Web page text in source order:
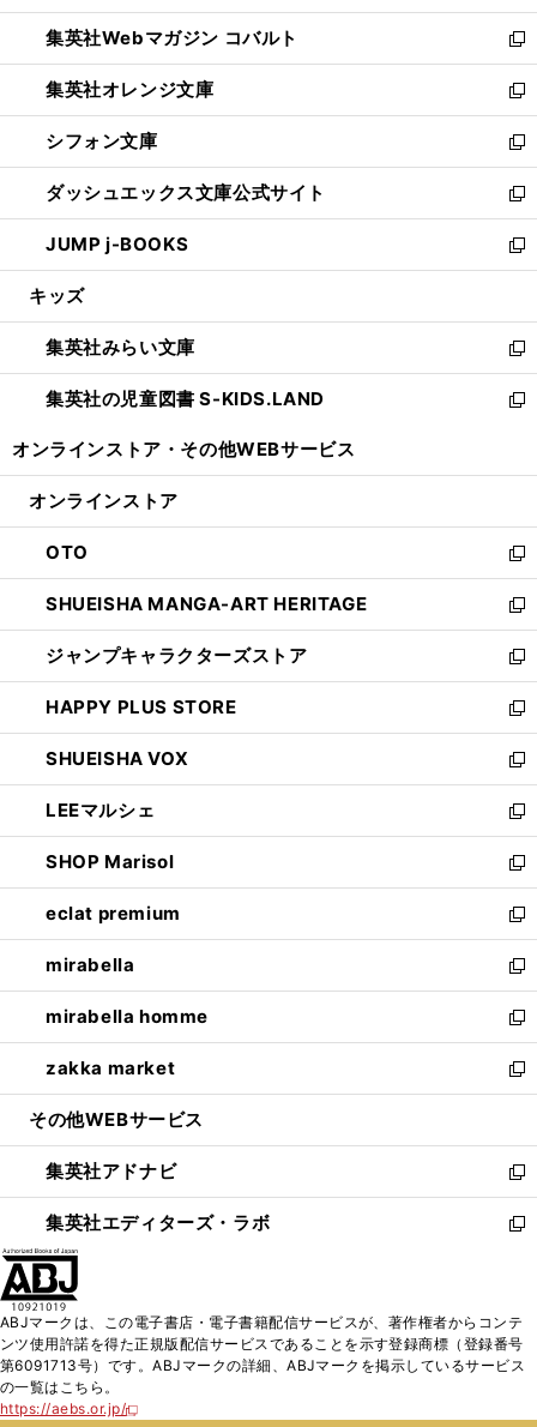
開
く
ウ
で
開
く
ン
ド
ウ
で
開
く
ウ
ィ
ン
ド
ウ
で
開
く
集英社Webマガジン コバルト
新
し
い
ウ
ィ
ン
ド
ウ
で
開
集英社オレンジ文庫
新
し
い
ウ
ィ
ン
ド
ウ
開
く
シフォン文庫
新
し
い
ウ
ィ
ン
ウ
で
開
く
ダッシュエックス文庫公式サイト
新
し
い
ウ
ン
ド
ウ
で
JUMP j-BOOKS
新
し
ウ
ィ
ン
ド
開
キッズ
集英社みらい文庫
新
し
い
ン
ウ
で
開
く
集英社の児童図書 S-KIDS.LAND
新
ウ
ン
ド
ウ
で
開
く
オンラインストア・ その他WEBサービス
オンラインストア
OTO
新
し
い
ウ
ィ
ン
ド
ウ
で
開
く
SHUEISHA MANGA-ART HERITAGE
新
し
い
ウ
ィ
ン
ド
ウ
で
開
く
ジャンプキャラクターズストア
新
し
い
ウ
ィ
ン
ド
ウ
で
開
く
HAPPY PLUS STORE
新
し
い
ウ
ィ
ン
ド
ウ
で
開
く
SHUEISHA VOX
新
し
い
ウ
ィ
ン
ド
ウ
で
開
く
LEEマルシェ
新
し
い
ウ
ィ
ン
ド
ウ
で
開
く
SHOP Marisol
新
し
い
ウ
ィ
ン
ド
ウ
で
開
eclat premium
新
し
い
ウ
ィ
ン
ド
ウ
開
く
mirabella
新
し
い
ウ
ィ
ン
ウ
で
開
く
mirabella homme
新
し
い
ウ
ン
ド
ウ
で
zakka market
新
し
ウ
ィ
ン
ド
く
その他WEBサービス
集英社アドナビ
新
し
い
ド
ウ
で
集英社エディターズ・ラボ
新
ィ
ン
ABJマークは、この電子書店・電子書籍配信サービスが、著作権者からコンテ
ンツ使用許諾を得た正規版配信サービスであることを示す登録商標（登録番号
第6091713号）です。ABJマークの詳細、ABJマークを掲示しているサービス
の一覧はこちら。
https://aebs.or.jp/
新